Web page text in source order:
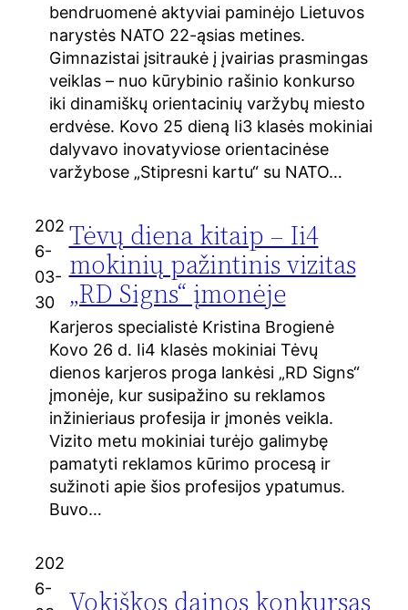
bendruomenė aktyviai paminėjo Lietuvos
narystės NATO 22-ąsias metines.
Gimnazistai įsitraukė į įvairias prasmingas
veiklas – nuo kūrybinio rašinio konkurso
iki dinamiškų orientacinių varžybų miesto
erdvėse. Kovo 25 dieną Ii3 klasės mokiniai
dalyvavo inovatyviose orientacinėse
varžybose „Stipresni kartu“ su NATO…
202
6-
03-
30
Tėvų diena kitaip – Ii4
mokinių pažintinis vizitas
„RD Signs“ įmonėje
Karjeros specialistė Kristina Brogienė
Kovo 26 d. Ii4 klasės mokiniai Tėvų
dienos karjeros proga lankėsi „RD Signs“
įmonėje, kur susipažino su reklamos
inžinieriaus profesija ir įmonės veikla.
Vizito metu mokiniai turėjo galimybę
pamatyti reklamos kūrimo procesą ir
sužinoti apie šios profesijos ypatumus.
Buvo…
202
6-
Vokiškos dainos konkursas